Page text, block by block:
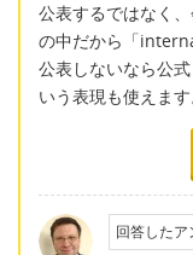
公表するではなく
の中だから「
公表しないなら公
いう表現も使えます
回答したア